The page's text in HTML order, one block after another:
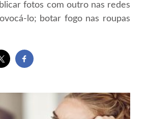
fotos com outro nas redes
lo; botar fogo nas roupas